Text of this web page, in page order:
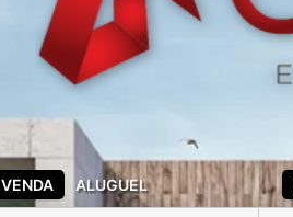
VENDA ALUGUEL